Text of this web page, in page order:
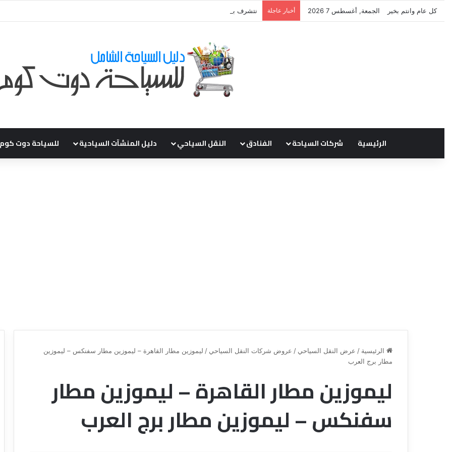
كل عام وانتم بخير الجمعة, أغسطس 7 2026 أخبار عاجلة نتشرف بتلقي طلباتكم و استفسارتكم ... لو عندك سؤال او استفسار ماتدرددش فى طلب
الرئيسية شركات السياحة الفنادق النقل السياحي دليل المنشآت السياحية للسياحة دوت كوم
الرئيسية / عرض النقل السياحي / عروض شركات النقل السياحي / ليموزين مطار القاهرة – ليموزين مطار سفنكس – ليموزين
مطار برج العرب
ليموزين مطار القاهرة – ليموزين مطار
سفنكس – ليموزين مطار برج العرب
ن
ا
ل
ر
و
ش
ر